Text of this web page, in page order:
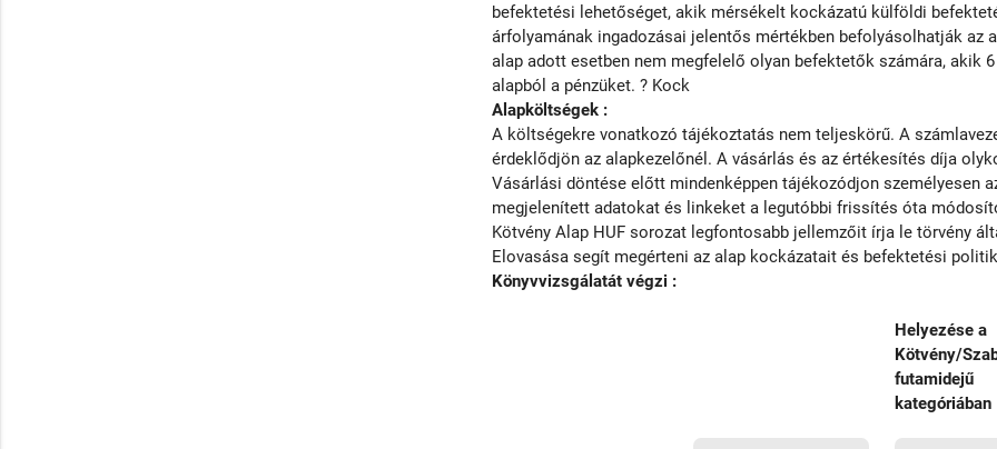
befektetési lehetőséget, akik mérsékelt kockázatú külföldi
árfolyamának ingadozásai jelentős mértékben befolyásolhatják az
alap adott esetben nem megfelelő olyan befektetők számára, akik
alapból a pénzüket. ? Kock
Alapköltségek :
A költségekre vonatkozó tájékoztatás nem teljeskörű. A
érdeklődjön az alapkezelőnél. A vásárlás és az értékesítés díja
Vásárlási döntése előtt mindenképpen tájékozódjon személyesen
megjelenített adatokat és linkeket a legutóbbi frissítés óta
Kötvény Alap HUF sorozat legfontosabb jellemzőit írja le törvény
Elovasása segít megérteni az alap kockázatait és befektetési
Könyvvizsgálatát végzi :
Helyezése a
Kötvény/
futamidejű
kategóriában